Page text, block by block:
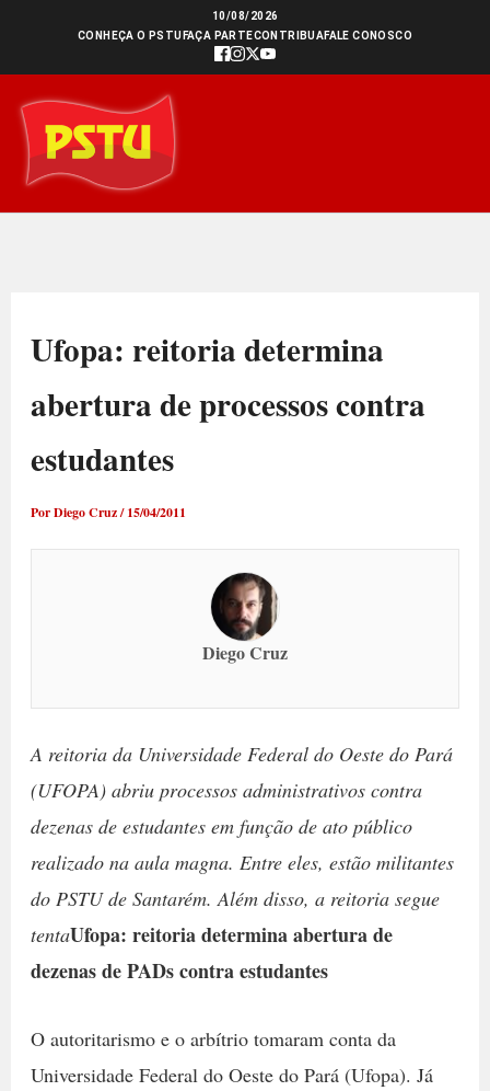
conteúdo
10/08/2026
CONHEÇA O PSTU FAÇA PARTECONTRIBUAFALE CONOSCO
Ufopa: reitoria determina
abertura de processos contra
estudantes
PorDiego Cruz/15/04/2011
Diego Cruz
A reitoria da Universidade Federal do Oeste do Pará
(UFOPA) abriu processos administrativos contra
dezenas de estudantes em função de ato público
realizado na aula magna. Entre eles, estão militantes
do PSTU de Santarém. Além disso, a reitoria segue
tentaUfopa: reitoria determina abertura de
dezenas de PADs contra estudantes
O autoritarismo e o arbítrio tomaram conta da
Universidade Federal do Oeste do Pará (Ufopa). Já